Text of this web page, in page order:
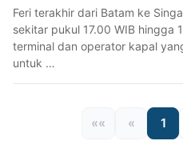
Feri terakhir dari Batam ke
sekitar pukul 17.00 WIB hingga
terminal dan operator kapal
untuk …
«« « 1